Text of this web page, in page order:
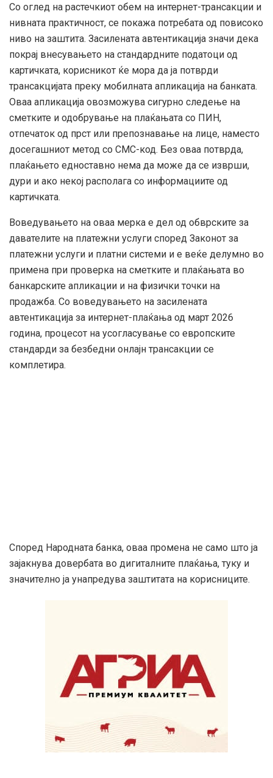
Со оглед на растечкиот обем на интернет-трансакции и
нивната практичност, се покажа потребата од повисоко
ниво на заштита. Засилената автентикација значи дека
покрај внесувањето на стандардните податоци од
картичката, корисникот ќе мора да ја потврди
трансакцијата преку мобилната апликација на банката.
Оваа апликација овозможува сигурно следење на
сметките и одобрување на плаќањата со ПИН,
отпечаток од прст или препознавање на лице, наместо
досегашниот метод со СМС-код. Без оваа потврда,
плаќањето едноставно нема да може да се изврши,
дури и ако некој располага со информациите од
картичката.
Воведувањето на оваа мерка е дел од обврските за
давателите на платежни услуги според Законот за
платежни услуги и платни системи и е веќе делумно во
примена при проверка на сметките и плаќањата во
банкарските апликации и на физички точки на
продажба. Со воведувањето на засилената
автентикација за интернет-плаќања од март 2026
година, процесот на усогласување со европските
стандарди за безбедни онлајн трансакции се
комплетира.
Според Народната банка, оваа промена не само што ја
зајакнува довербата во дигиталните плаќања, туку и
значително ја унапредува заштитата на корисниците.